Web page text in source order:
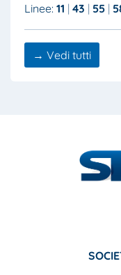
Linee: 11 43 55
→ Vedi tutti